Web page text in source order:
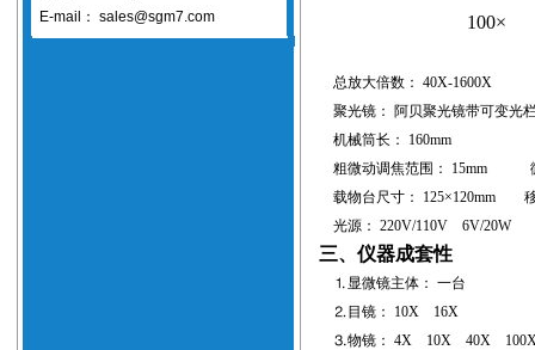
E-mail： sales@sgm7.com
100×
总放大倍数： 40X-1600X
聚光镜： 阿贝聚光镜带可变
机械筒长： 160mm
粗微动调焦范围： 15mm 微
载物台尺寸： 125×120mm 移
光源： 220V/110V 6V/20W
三、仪器成套性
⒈显微镜主体： 一台
⒉目镜： 10X 16X
⒊物镜： 4X 10X 40X 100X